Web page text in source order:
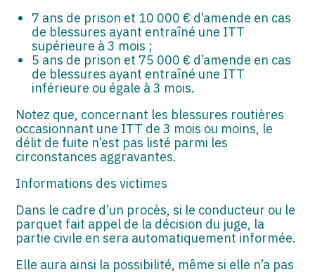
7 ans de prison et 10 000 € d’amende en cas
de blessures ayant entraîné une ITT
supérieure à 3 mois ;
5 ans de prison et 75 000 € d’amende en cas
de blessures ayant entraîné une ITT
inférieure ou égale à 3 mois.
Notez que, concernant les blessures routières
occasionnant une ITT de 3 mois ou moins, le
délit de fuite n’est pas listé parmi les
circonstances aggravantes.
Informations des victimes
Dans le cadre d’un procès, si le conducteur ou le
parquet fait appel de la décision du juge, la
partie civile en sera automatiquement informée.
Elle aura ainsi la possibilité, même si elle n’a pas